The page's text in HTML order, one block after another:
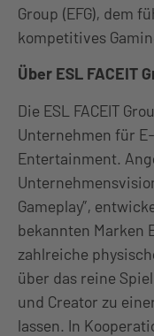
Group (EFG), dem
kompetitives
Über ESL FACEIT
Die ESL FACEIT
Unternehmen für
Entertainment.
Gameplay”,
bekannten Marken
zahlreiche
über das reine
und Creator zu
lassen. In